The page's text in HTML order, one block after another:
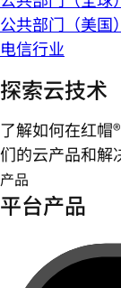
公共部门（美国）
电信行业
探索云技术
了解如何在红帽
们的云产品和解
产品
平台产品